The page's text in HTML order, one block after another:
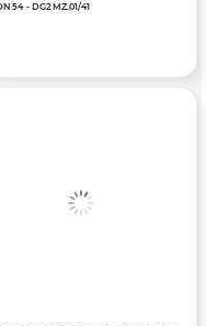
54 - DG2MZ.01/41